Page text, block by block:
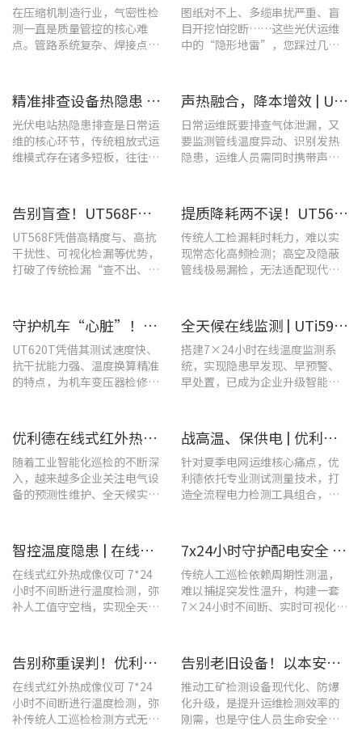
在压缩机制造行业，气密性检
测一直是质量管控的核心难
点。管路系统复杂、焊接点众
图纸对不上、多缆串扰严重、盲
目开挖怕挖断……这些光伏运维
中的“隐形地雷”，您踩过几
​精准排查设备热隐患 | UTi640J智能型红外热成像仪赋能光伏电站高效运维
光伏电站热隐患排查是日常运
维的核心环节，传统粗放式运
维模式存在诸多短板，往往面
安全性。
声热融合，降本增效 | UT568F红外声成像仪，以智能巡检筑牢气体厂区安全屏障
日常运维既要排查气体泄漏，又
要监测管线温度异动、识别发热
隐患，运维人员需同时携带声学
检效率低下。
告别盲查！UT568F红外声成像仪，让汽车智造车间气体泄漏检测更智能高效
UT568F凭借高精度与、高抗
干扰性、可视化检漏等优势，
打破了传统检漏“查不出、查
提质降耗两不误！UT568F红外声成像仪破解酿酒车间检漏难题
传统人工检漏耗时耗力，难以实
现常态化高频检测；高空及隐蔽
管线极易漏检，无法适配现代化
守护机车“心脏”！优利德UT620T助力HXD3C主变压器高效检修
UT620T凭借其测试速度快、
抗干扰能力强、温度换算精准
的特点，为机车变压器检修带
全天候在线监测 | UTi591B在线式红外热成像仪助力配电运维智能化转型
搭建7×24小时在线温度监测系
统，实现隐患早发现、早预警、
早处置，已成为企业升级智能运
优利德在线式红外热成像仪在配电柜运维中的实测应用(系列篇)
随着工业智能化巡检的不断深
入，越来越多企业关注电气设
备的预测性维护、全天候实时
战高温、保供电 | 优利德全系列电力运维检测工具，助力夏季电网运维更高效
针对夏季电网运维核心痛点，优
利德依托专业测试测量技术，打
造全流程电力检测工具组合，覆
智控温度隐患 | 在线式红外热成像仪在UPS电源柜老化监测中的应用
在线式红外热成像仪可 7*24
小时不间断进行温度检测，弥
补人工值守空档，实现全天候
7x24小时守护配电安全 | 优利德在线式热成像方案在配电系统中的应用实践
传统人工巡检依赖周期性测温，
难以捕捉突发性温升，构建一套
7×24小时不间断、实时可视化的
警。
告别称重误判！优利德在线式热成像仪重构新材料铸造注液控制逻辑
在线式红外热成像仪可 7*24
小时不间断进行温度检测，弥
补传统人工巡检检测方式无法
告别老旧设备！以本安型防爆产品矩阵与合规检测，守住工矿安全底线
推动工矿检测设备现代化、防爆
化升级，是提升运维检测效率的
刚需，也是守住人员生命安全、